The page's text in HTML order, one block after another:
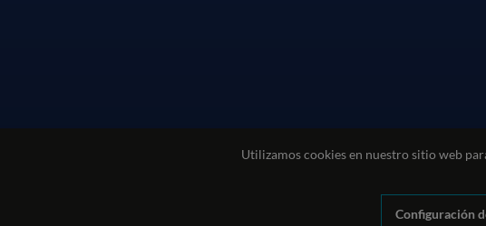
Utilizamos cookies en nuestro sitio web
Configuración
Condiciones de uso del sitio web Política de
© Sil-Mid 2026 Company